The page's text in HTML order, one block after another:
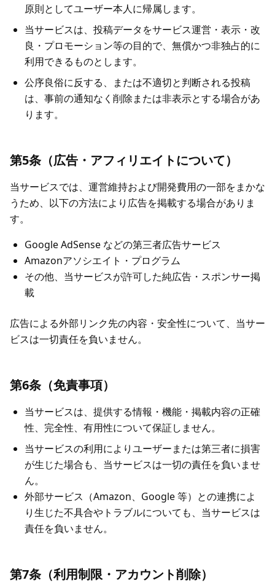
原則としてユーザー本人に帰属します。
当サービスは、投稿データをサービス運営・表示・改
良・プロモーション等の目的で、無償かつ非独占的に
利用できるものとします。
公序良俗に反する、または不適切と判断される投稿
は、事前の通知なく削除または非表示とする場合があ
ります。
第5条（広告・アフィリエイトについて）
当サービスでは、運営維持および開発費用の一部をまかな
うため、以下の方法により広告を掲載する場合がありま
す。
Google AdSense などの第三者広告サービス
Amazonアソシエイト・プログラム
その他、当サービスが許可した純広告・スポンサー掲
載
広告による外部リンク先の内容・安全性について、当サー
ビスは一切責任を負いません。
第6条（免責事項）
当サービスは、提供する情報・機能・掲載内容の正確
性、完全性、有用性について保証しません。
当サービスの利用によりユーザーまたは第三者に損害
が生じた場合も、当サービスは一切の責任を負いませ
ん。
外部サービス（Amazon、Google 等）との連携によ
り生じた不具合やトラブルについても、当サービスは
責任を負いません。
第7条（利用制限・アカウント削除）